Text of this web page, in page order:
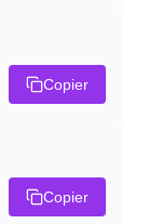
Copier
Copier